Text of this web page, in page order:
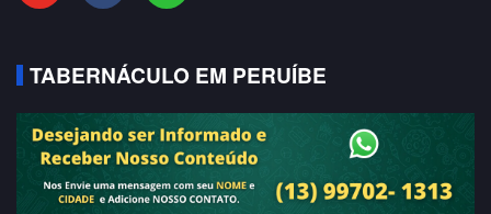
TABERNÁCULO EM PERUÍBE